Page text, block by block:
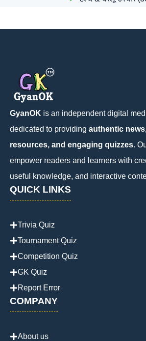
GyanOK is an independent digital
dedicated to providing authentic
resources, and engaging quizzes.
empower readers and learners with
useful knowledge, and interactive
QUICK LINKS
Trivia Quiz
Tournament Quiz
Competition Quiz
GK Quiz
Report Error
COMPANY
About us